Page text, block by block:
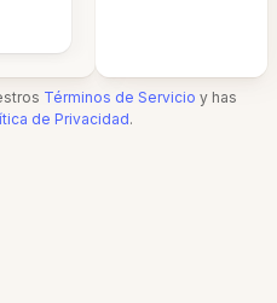
Términos de Servicio y has
de Privacidad.